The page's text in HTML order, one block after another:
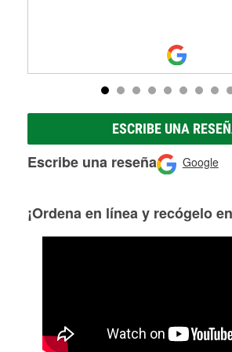
ESCRIBE UNA
Escribe una reseña Google
¡Ordena en línea y recógelo